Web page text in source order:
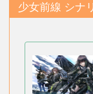
少女前線 シナ